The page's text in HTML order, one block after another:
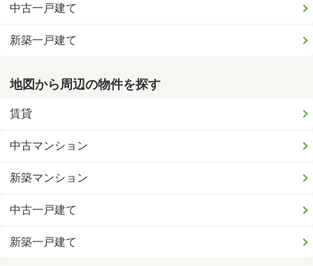
中古一戸建て
新築一戸建て
地図から周辺の物件を探す
賃貸
中古マンション
新築マンション
中古一戸建て
新築一戸建て